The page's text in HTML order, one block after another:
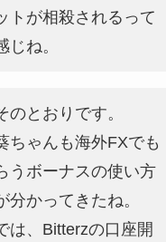
トが相殺されるって
じね。
のとおりです。
ちゃんも海外FXでも
うボーナスの使い方
分かってきたね。
は、Bitterzの口座開